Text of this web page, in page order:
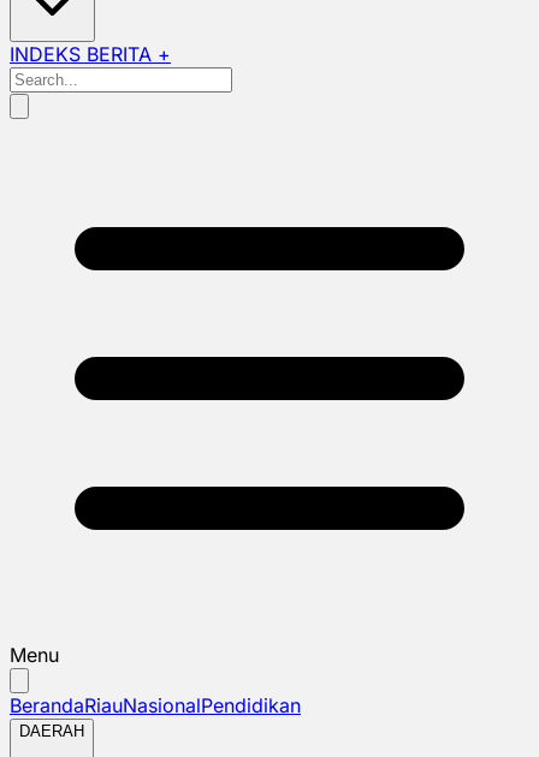
INDEKS BERITA +
Menu
BerandaRiauNasionalPendidikan
DAERAH